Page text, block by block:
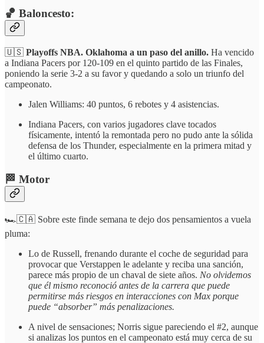
🏀 Baloncesto:
🇺🇸 Playoffs NBA. Oklahoma a un paso del anillo. Ha vencido
a Indiana Pacers por 120-109 en el quinto partido de las Finales,
poniendo la serie 3-2 a su favor y quedando a solo un triunfo del
campeonato.
Jalen Williams: 40 puntos, 6 rebotes y 4 asistencias.
Indiana Pacers, con varios jugadores clave tocados
físicamente, intentó la remontada pero no pudo ante la sólida
defensa de los Thunder, especialmente en la primera mitad y
el último cuarto.
🏁 Motor
🏎️🇨🇦 Sobre este finde semana te dejo dos pensamientos a vuela
pluma:
Lo de Russell, frenando durante el coche de seguridad para
provocar que Verstappen le adelante y reciba una sanción,
parece más propio de un chaval de siete años. No olvidemos
que él mismo reconoció antes de la carrera que puede
permitirse más riesgos en interacciones con Max porque
puede “absorber” más penalizaciones.
A nivel de sensaciones; Norris sigue pareciendo el #2, aunque
si analizas los puntos en el campeonato está muy cerca de su